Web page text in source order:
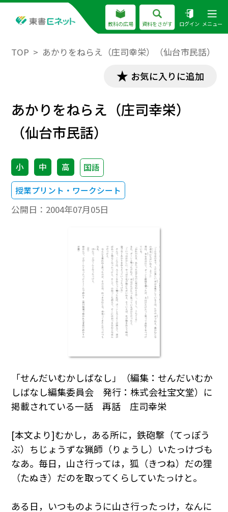
教科の広場 資料をさがす ログイン メニュー
TOP あかりをねらえ（庄司幸栄）（仙台市民話）
お気に入りに追加
あかりをねらえ（庄司幸栄）
（仙台市民話）
小 中 高
国語
授業プリント・ワークシート
公開日： 2004年07月05日
「せんだいむかしばなし」（編集：せんだいむか
しばなし編集委員会 発行：株式会社宝文堂）に
掲載されている一話 再話 庄司幸栄
[本文より]むかし，ある所に，鉄砲撃（てっぽう
ぶ）ちじょうずな猟師（りょうし）いたっけづも
なあ。毎日，山さ行っては，狐（きつね）だの狸
（たぬき）だのを取ってくらしていたっけと。
ある日，いつものように山さ行ったっけ，なんに